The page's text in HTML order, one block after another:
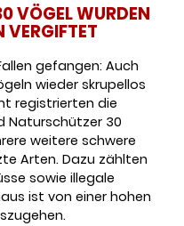
VÖGEL WURDEN
gefangen: Auch
wieder skrupellos
registrierten die
Naturschützer 30
weitere schwere
Arten. Dazu zählten
sowie illegale
ist von einer hohen